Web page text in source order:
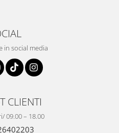
in social media
CLIENTI
09.00 – 18.00